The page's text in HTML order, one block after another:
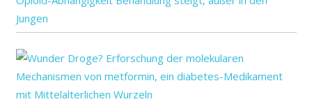
Jungen